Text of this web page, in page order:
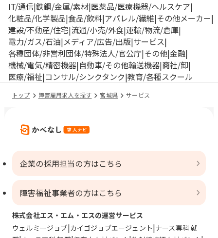
IT/通信 鉄鋼/金属/素材 医薬品/医療機器/ヘルスケア
化粧品/化学製品 食品/飲料 アパレル/繊維 その他メーカー
建設/不動産/住宅 流通/小売/外食 運輸/物流/倉庫
電力/ガス/石油 メディア/広告/出版 サービス
各種団体/非営利団体/特殊法人/官公庁 その他 金融
機械/電気/精密機器 自動車/その他輸送機器 商社/卸
医療/福祉 コンサル/シンクタンク 教育/各種スクール
トップ 障害雇用求人を探す 宮城県 サービス
企業の採用担当の方はこちら
障害福祉事業者の方はこちら
株式会社エス・エム・エスの運営サービス
ウェルミージョブ カイゴジョブエージェント ナース専科 就